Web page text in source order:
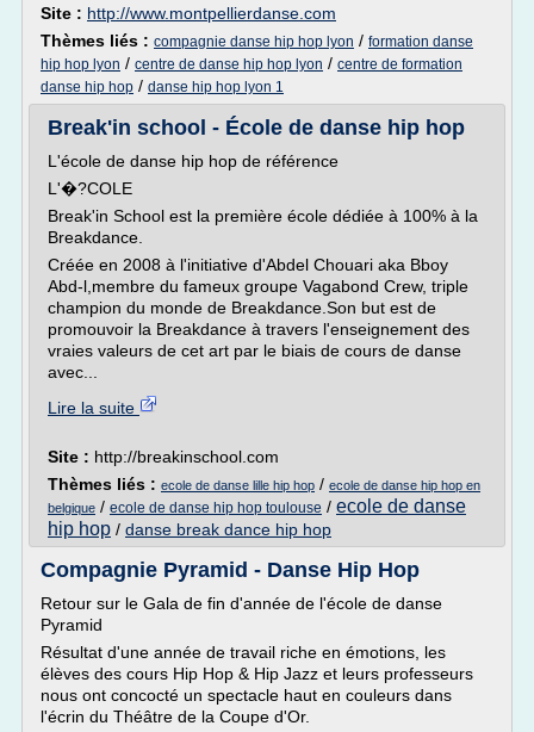
Site : http://www.montpellierdanse.com
Thèmes liés : compagnie danse hip hop lyon / formation danse
hip hop lyon / centre de danse hip hop lyon / centre de formation
danse hip hop / danse hip hop lyon 1
Break'in school - École de danse hip hop
L'école de danse hip hop de référence
L'�?COLE
Break'in School est la première école dédiée à 100% à la
Breakdance.
Créée en 2008 à l'initiative d'Abdel Chouari aka Bboy
Abd-l,membre du fameux groupe Vagabond Crew, triple
champion du monde de Breakdance.Son but est de
promouvoir la Breakdance à travers l'enseignement des
vraies valeurs de cet art par le biais de cours de danse
avec...
Lire la suite
Site : http://breakinschool.com
Thèmes liés : ecole de danse lille hip hop / ecole de danse hip hop en
belgique / ecole de danse hip hop toulouse / ecole de danse
hip hop / danse break dance hip hop
Compagnie Pyramid - Danse Hip Hop
Retour sur le Gala de fin d'année de l'école de danse
Pyramid
Résultat d'une année de travail riche en émotions, les
élèves des cours Hip Hop & Hip Jazz et leurs professeurs
nous ont concocté un spectacle haut en couleurs dans
l'écrin du Théâtre de la Coupe d'Or.